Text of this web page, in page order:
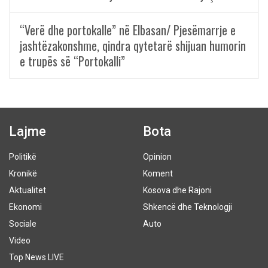
“Verë dhe portokalle” në Elbasan/ Pjesëmarrje e
jashtëzakonshme, qindra qytetarë shijuan humorin
e trupës së “Portokalli”
Lajme
Politikë
Kronikë
Aktualitet
Ekonomi
Sociale
Video
Top News LIVE
Bota
Opinion
Koment
Kosova dhe Rajoni
Shkencë dhe Teknologji
Auto